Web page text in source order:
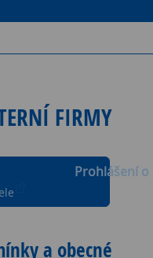
FIRMY
Prohlášení
a obecné